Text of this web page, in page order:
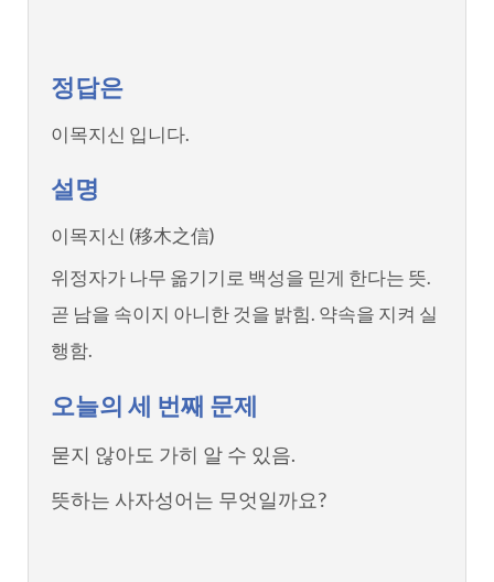
정답은
이목지신 입니다.
설명
이목지신 (移木之信)
위정자가 나무 옮기기로 백성을 믿게 한다는 뜻.
곧 남을 속이지 아니한 것을 밝힘. 약속을 지켜 실
행함.
오늘의 세 번째 문제
묻지 않아도 가히 알 수 있음.
뜻하는 사자성어는 무엇일까요?